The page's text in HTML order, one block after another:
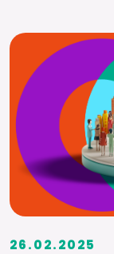
26.02.2025